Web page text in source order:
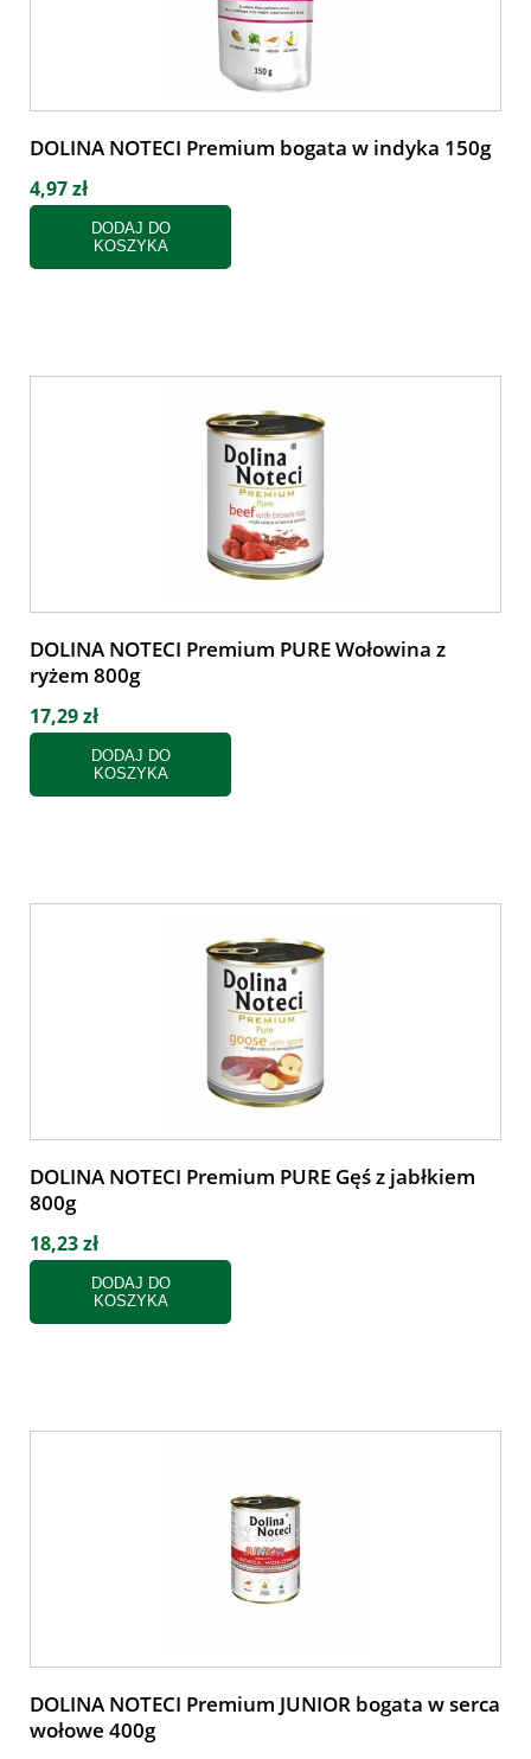
DOLINA NOTECI Premium bogata w indyka 150g
4,97 zł
DODAJ DO
KOSZYKA
DOLINA NOTECI Premium PURE Wołowina z
ryżem 800g
17,29 zł
DODAJ DO
KOSZYKA
DOLINA NOTECI Premium PURE Gęś z jabłkiem
800g
18,23 zł
DODAJ DO
KOSZYKA
DOLINA NOTECI Premium JUNIOR bogata w serca
wołowe 400g